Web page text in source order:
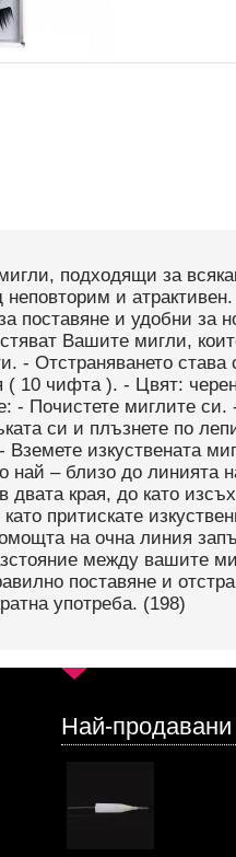
подходящи за
и
поставяне и удобни за
Вашите мигли,
- Отстраняването става
( 10 чифта ). - Цвят:
- Почистете миглите си.
си и плъзнете по
Вземете изкуствената
най – близо до линията
двата края, до като
притискате
на очна линия
между вашите
поставяне и
употреба. (198)
Най-продавани